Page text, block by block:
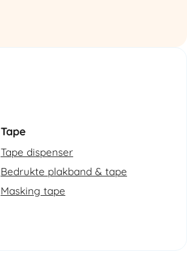
Tape
Tape dispenser
Bedrukte plakband & tape
Masking tape